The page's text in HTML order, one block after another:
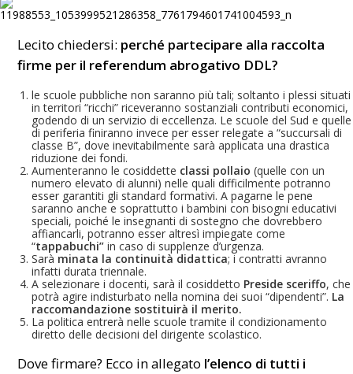
Lecito chiedersi: perché partecipare alla raccolta
firme per il referendum abrogativo DDL?
le scuole pubbliche non saranno più tali; soltanto i plessi situati
in territori “ricchi” riceveranno sostanziali contributi economici,
godendo di un servizio di eccellenza. Le scuole del Sud e quelle
di periferia finiranno invece per esser relegate a “succursali di
classe B”, dove inevitabilmente sarà applicata una drastica
riduzione dei fondi.
Aumenteranno le cosiddette classi pollaio (quelle con un
numero elevato di alunni) nelle quali difficilmente potranno
esser garantiti gli standard formativi. A pagarne le pene
saranno anche e soprattutto i bambini con bisogni educativi
speciali, poiché le insegnanti di sostegno che dovrebbero
affiancarli, potranno esser altresì impiegate come
“tappabuchi” in caso di supplenze d’urgenza.
Sarà minata la continuità didattica; i contratti avranno
infatti durata triennale.
A selezionare i docenti, sarà il cosiddetto Preside sceriffo, che
potrà agire indisturbato nella nomina dei suoi “dipendenti”. La
raccomandazione sostituirà il merito.
La politica entrerà nelle scuole tramite il condizionamento
diretto delle decisioni del dirigente scolastico.
Dove firmare? Ecco in allegato l’elenco di tutti i